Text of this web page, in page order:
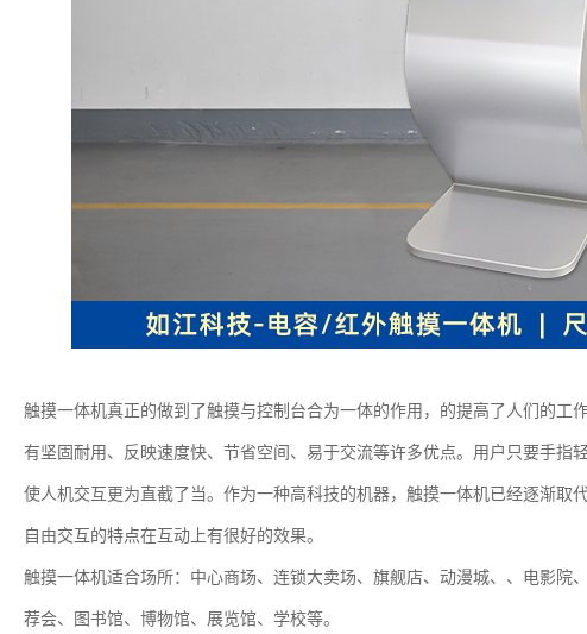
触摸一体机真正的做到了触摸与控制台合为一体的作用，的提高了人们的工
有坚固耐用、反映速度快、节省空间、易于交流等许多优点。用户只要手指
使人机交互更为直截了当。作为一种高科技的机器，触摸一体机已经逐渐取
自由交互的特点在互动上有很好的效果。
触摸一体机适合场所：中心商场、连锁大卖场、旗舰店、动漫城、、电影院
荐会、图书馆、博物馆、展览馆、学校等。